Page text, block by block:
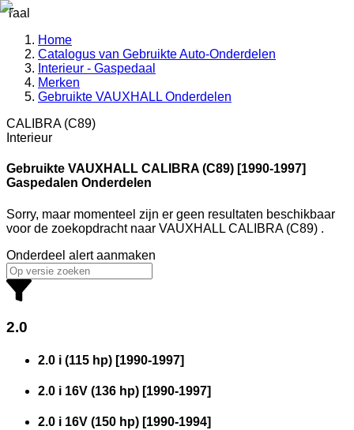
Taal
Home
Catalogus van Gebruikte Auto-Onderdelen
Interieur - Gaspedaal
Merken
Gebruikte VAUXHALL Onderdelen
CALIBRA (C89)
Interieur
Gebruikte VAUXHALL CALIBRA (C89) [1990-1997]
Gaspedalen Onderdelen
Sorry, maar momenteel zijn er geen resultaten beschikbaar
voor de zoekopdracht naar VAUXHALL CALIBRA (C89) .
Onderdeel alert aanmaken
2.0
2.0 i (115 hp) [1990-1997]
2.0 i 16V (136 hp) [1990-1997]
2.0 i 16V (150 hp) [1990-1994]